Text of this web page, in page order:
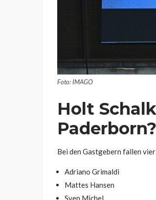
Foto: IMAGO
Holt
Paderborn?
Bei den Gastgebern fallen
Adriano Grimaldi
Mattes Hansen
Sven Michel